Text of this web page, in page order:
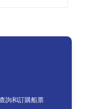
詢和訂購船票